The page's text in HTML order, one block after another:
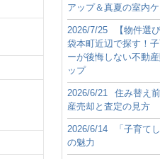
アップ＆真夏の室内ケ
2026/7/25
【物件選
袋本町近辺で探す！
ーが後悔しない不動
ップ
2026/6/21
住み替え
産売却と査定の見方
2026/6/14
「子育て
の魅力